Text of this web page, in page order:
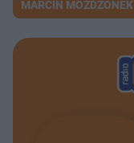
MARCIN MOŻDŻONEK